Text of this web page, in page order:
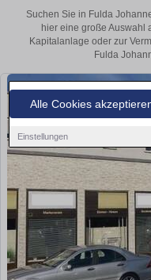
Alle Cookies
Einstellungen
Suchen Sie in Fulda
hier eine große Auswahl
Kapitalanlage oder zur
Fulda